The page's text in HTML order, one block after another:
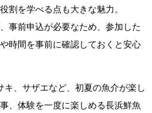
割を学べる点も大きな魅力。
事前申込が必要なため、参加した
時間を事前に確認しておくと安心
キ、サザエなど、初夏の魚介が楽し
、体験を一度に楽しめる長浜鮮魚